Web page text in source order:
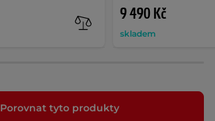
9 490 Kč
skladem
Porovnat tyto produkty